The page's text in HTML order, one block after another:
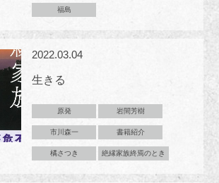
福島
2022.03.04
生きる
原発 岩間芳樹
市川森一 書籍紹介
橘さつき 絶縁家族終焉のとき